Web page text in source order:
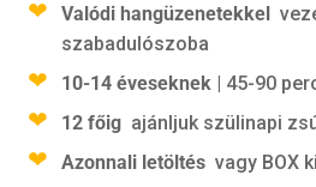
Valódi hangüzenetekkel
szabadulószoba
10-14 éveseknek | 45-90
12 főig ajánljuk szülinapi
Azonnali letöltés vagy BOX